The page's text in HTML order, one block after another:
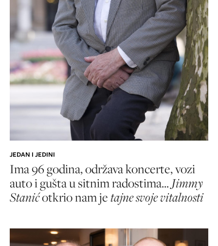
JEDAN I JEDINI
Ima 96 godina, održava koncerte, vozi
auto i gušta u sitnim radostima... Jimmy
Stanićotkrio nam jetajne svoje vitalnosti